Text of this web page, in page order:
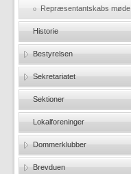
Repræsentantskabs møde
Historie
Bestyrelsen
Sekretariatet
Sektioner
Lokalforeninger
Dommerklubber
Brevduen